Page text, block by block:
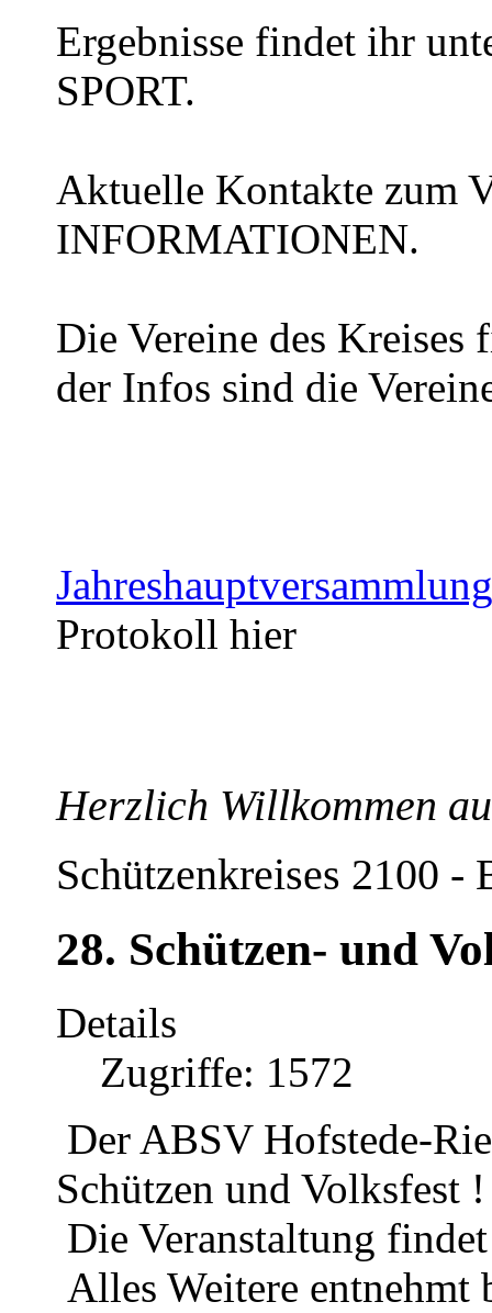
Ergebnisse findet ihr
SPORT.
Aktuelle Kontakte zum
INFORMATIONEN.
Die Vereine des
der Infos sind die
Protokoll hier
Herzlich Willkommen
Schützenkreises 2100 -
28. Schützen- und
Details
Zugriffe: 1572
Der ABSV Hofstede-
Schützen und Volksfest !
Die Veranstaltung
Alles Weitere entnehmt